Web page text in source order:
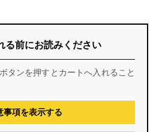
る前にお読みください
タンを押すとカートへ入れること
事項を表示する